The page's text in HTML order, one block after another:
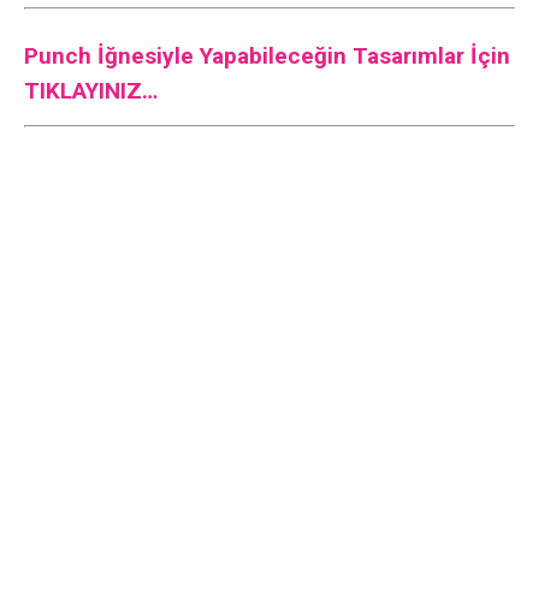
Punch İğnesiyle Yapabileceğin Tasarımlar İçin
TIKLAYINIZ…